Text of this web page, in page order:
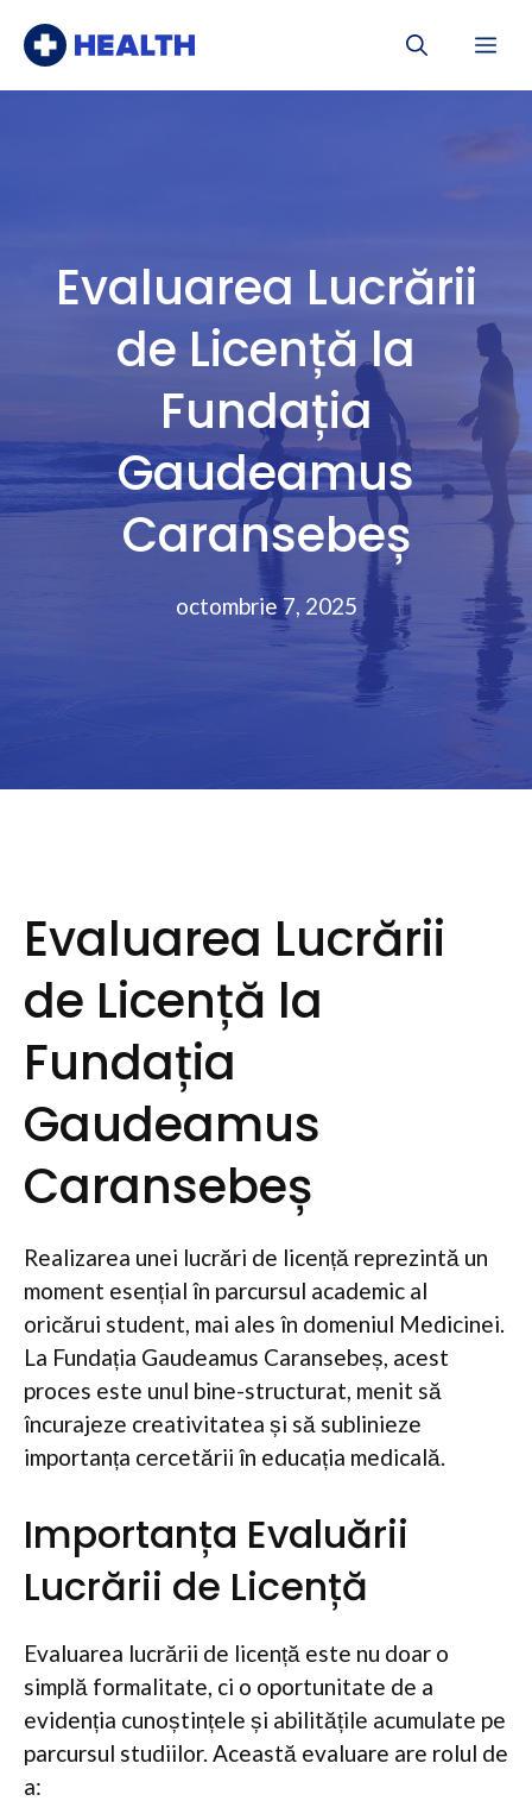
Evaluarea Lucrării
de Licență la
Fundația
Gaudeamus
Caransebeș
octombrie 7, 2025
Evaluarea Lucrării
de Licență la
Fundația
Gaudeamus
Caransebeș
Realizarea unei lucrări de licență reprezintă un
moment esențial în parcursul academic al
oricărui student, mai ales în domeniul Medicinei.
La Fundația Gaudeamus Caransebeș, acest
proces este unul bine-structurat, menit să
încurajeze creativitatea și să sublinieze
importanța cercetării în educația medicală.
Importanța Evaluării
Lucrării de Licență
Evaluarea lucrării de licență este nu doar o
simplă formalitate, ci o oportunitate de a
evidenția cunoștințele și abilitățile acumulate pe
parcursul studiilor. Această evaluare are rolul de
a: